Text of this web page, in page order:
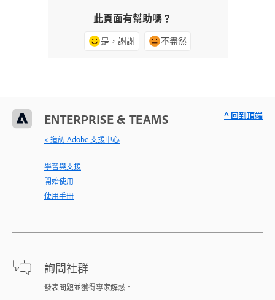
此頁面有幫助嗎？
是，謝謝 不盡然
ENTERPRISE & TEAMS
< 造訪 Adobe 支援中心
學習與支援
開始使用
使用手冊
詢問社群
發表問題並獲得專家解惑。
^ 回到頂端